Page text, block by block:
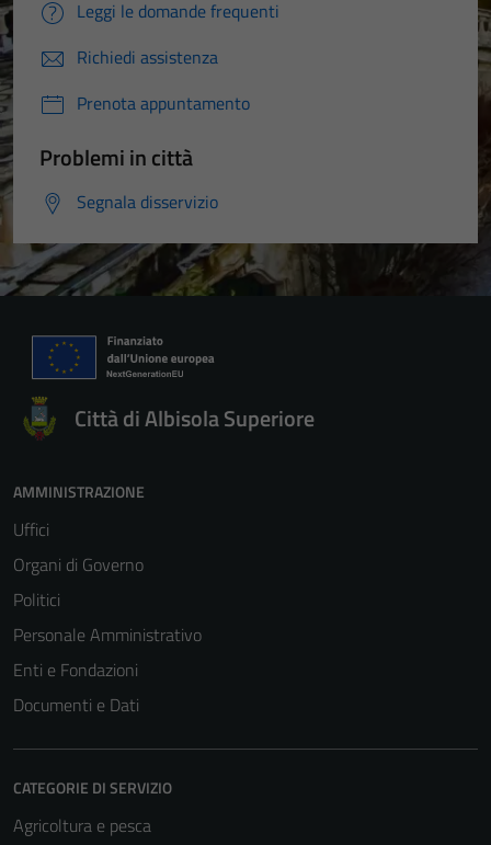
Leggi le domande frequenti
Richiedi assistenza
Prenota appuntamento
Problemi in città
Segnala disservizio
Città di Albisola Superiore
AMMINISTRAZIONE
Uffici
Organi di Governo
Politici
Personale Amministrativo
Enti e Fondazioni
Documenti e Dati
CATEGORIE DI SERVIZIO
Agricoltura e pesca